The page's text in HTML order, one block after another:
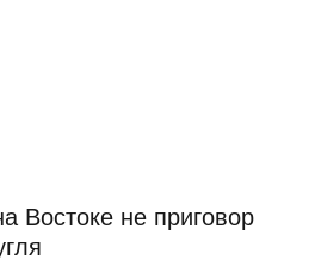
Востоке не приговор